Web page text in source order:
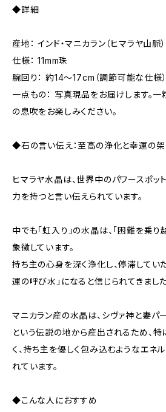
◆詳細
産地： インド・マニカラン（ヒマラヤ山脈）
仕様： 11mm珠
腕回り： 約14～17cm（調節可能な仕様）
一点もの： 写真現品をお届けします。
の息吹をお楽しみください。
◆石の言い伝え：至高の浄化と幸運の
ヒマラヤ水晶は、世界中のパワースポ
力を持つと言い伝えられています。
中でも「虹入り」の水晶は、「困難を乗
象徴しています。
持ち主の心身を深く浄化し、停滞してい
運の呼び水」になると信じられてきました
マニカラン産の水晶は、シヴァ神と妻パ
という伝説の地から産出されるため、
く、持ち主を優しく包み込むようなエネ
れています。
◆こんな人におすすめ